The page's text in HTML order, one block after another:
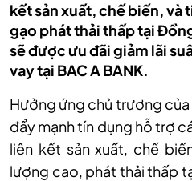
kết sản xuất, chế biến, và
gạo phát thải thấp tại
sẽ được ưu đãi giảm lãi
vay tại BAC A BANK.
Hưởng ứng chủ trương
đẩy mạnh tín dụng hỗ trợ
liên kết sản xuất, chế
lượng cao, phát thải thấp